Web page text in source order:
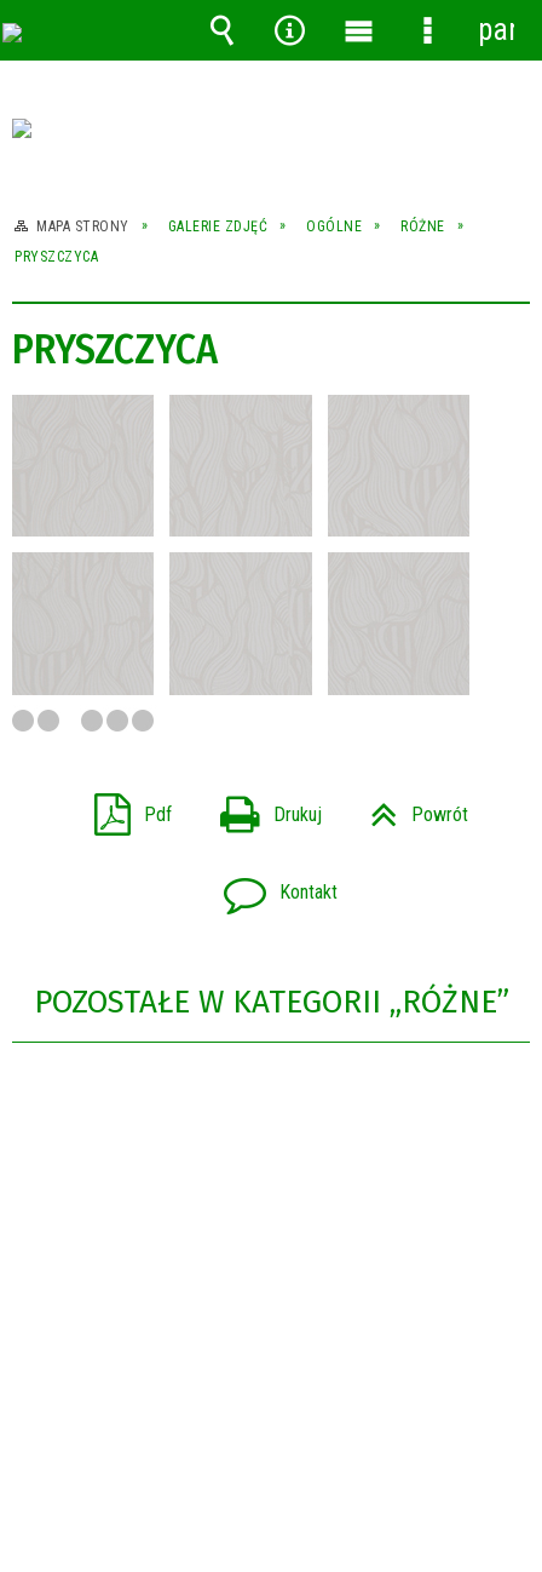
MAPA STRONY GALERIE ZDJĘĆ OGÓLNE
RÓŻNE
PRYSZCZYCA
PRYSZCZYCA
Pdf Drukuj Powrót
Kontakt
POZOSTAŁE W KATEGORII „RÓŻNE”
Wyszukiwarka
Narzędzia
MenuMenu